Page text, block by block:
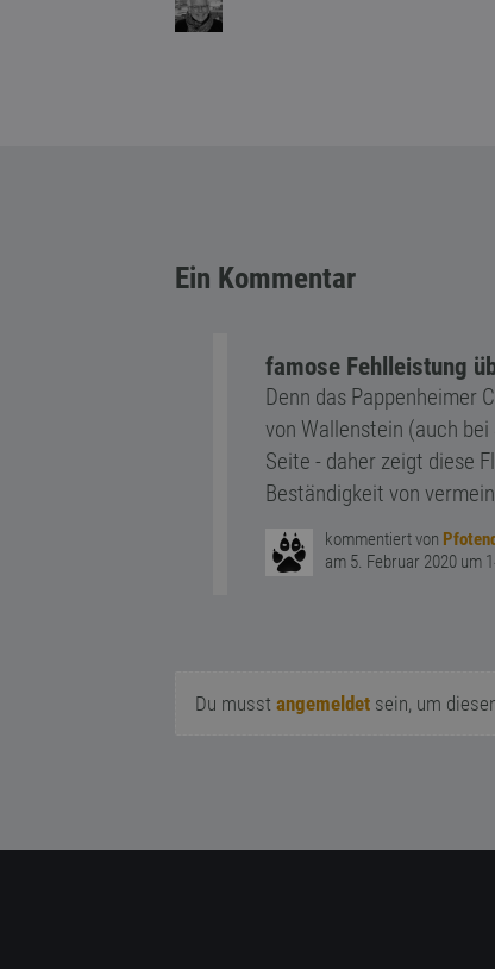
Ein Kommentar
famose Fehlleistung
Denn das Pappenheimer
von Wallenstein (auch
Seite - daher zeigt diese
Beständigkeit von
kommentiert von
am 5. Februar 2020 um
Du musst angemeldet sein, um